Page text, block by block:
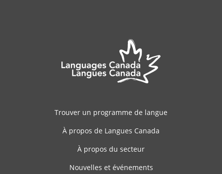
Trouver un programme de langue
À propos de Langues Canada
À propos du secteur
Nouvelles et événements